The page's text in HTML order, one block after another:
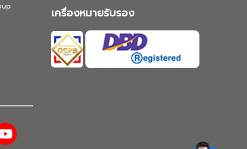
เครื่องหมายรับรอง